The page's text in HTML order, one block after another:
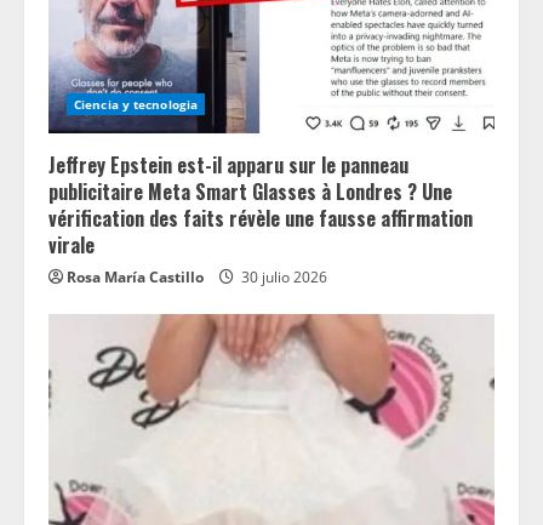
Ciencia y tecnologia
Jeffrey Epstein est-il apparu sur le panneau
publicitaire Meta Smart Glasses à Londres ? Une
vérification des faits révèle une fausse affirmation
virale
Rosa María Castillo 30 julio 2026